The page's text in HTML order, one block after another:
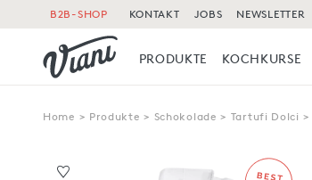
B2B-SHOP KONTAKT JOBS NEWSLETTER
PRODUKTE KOCHKURSE
Home > Produkte > Schokolade > Tartufi Dolci >